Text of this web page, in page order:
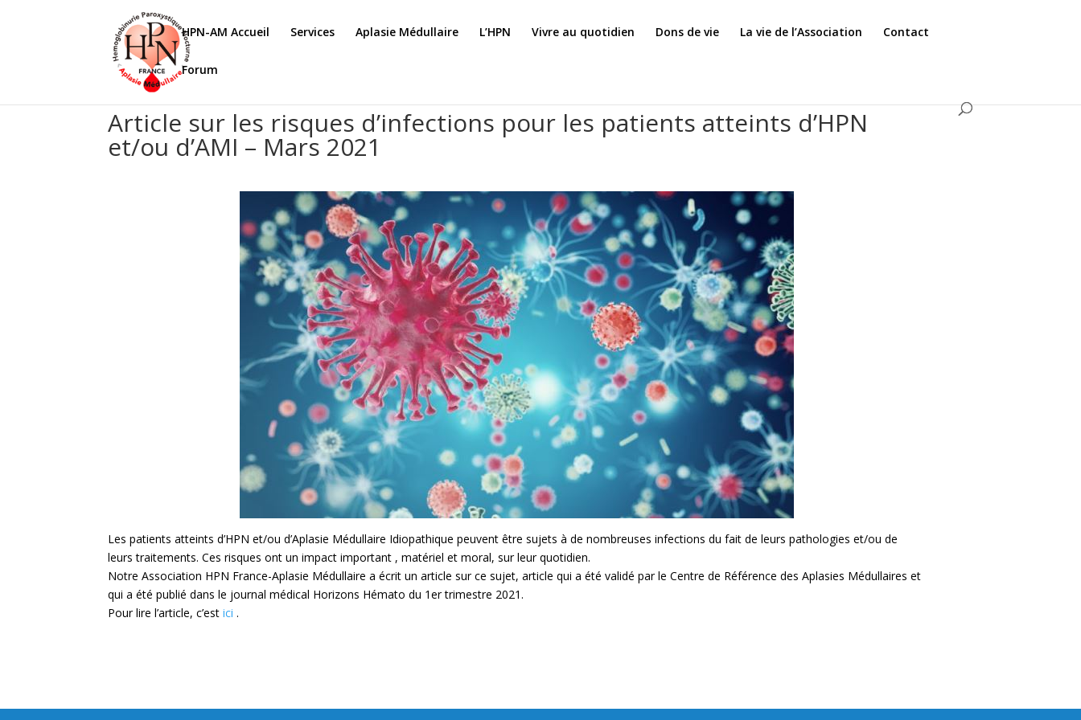
HPN-AM Accueil Services Aplasie Médullaire L’HPN Vivre au quotidien Dons de vie La vie de l’Association Contact
Forum
Article sur les risques d’infections pour les patients atteints d’HPN
et/ou d’AMI – Mars 2021
Les patients atteints d’HPN et/ou d’Aplasie Médullaire Idiopathique peuvent être sujets à de nombreuses infections du fait de leurs pathologies et/ou de
leurs traitements. Ces risques ont un impact important , matériel et moral, sur leur quotidien.
Notre Association HPN France-Aplasie Médullaire a écrit un article sur ce sujet, article qui a été validé par le Centre de Référence des Aplasies Médullaires et
qui a été publié dans le journal médical Horizons Hémato du 1er trimestre 2021.
Pour lire l’article, c’estici .